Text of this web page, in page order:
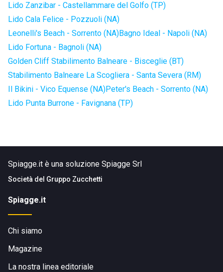
Lido Zanzibar - Castellammare del Golfo (TP)
Lido Cala Felice - Pozzuoli (NA)
Leonelli's Beach - Sorrento (NA)Bagno Ideal - Napoli (NA)
Lido Fortuna - Bagnoli (NA)
Golden Cliff Stabilimento Balneare - Bisceglie (BT)
Stabilimento Balneare La Scogliera - Santa Severa (RM)
Il Bikini - Vico Equense (NA)Peter's Beach - Sorrento (NA)
Lido Punta Burrone - Favignana (TP)
Spiagge.it è una soluzione Spiagge Srl
Società del Gruppo Zucchetti
Spiagge.it
Chi siamo
Magazine
La nostra linea editoriale